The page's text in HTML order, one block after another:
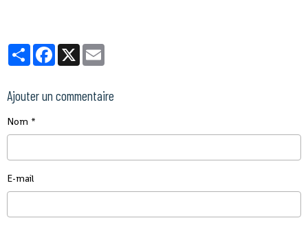
PartagerFacebook
X
Ajouter un commentaire
Nom
E-mail